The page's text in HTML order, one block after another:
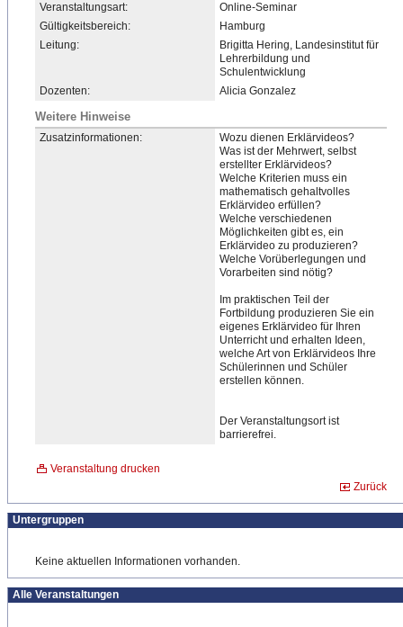
Veranstaltungsart:
Online-Seminar
Gültigkeitsbereich:
Hamburg
Leitung:
Brigitta Hering, Landesinstitut für
Lehrerbildung und
Schulentwicklung
Dozenten:
Alicia Gonzalez
Weitere Hinweise
Zusatzinformationen:
Wozu dienen Erklärvideos?
Was ist der Mehrwert, selbst
erstellter Erklärvideos?
Welche Kriterien muss ein
mathematisch gehaltvolles
Erklärvideo erfüllen?
Welche verschiedenen
Möglichkeiten gibt es, ein
Erklärvideo zu produzieren?
Welche Vorüberlegungen und
Vorarbeiten sind nötig?
Im praktischen Teil der
Fortbildung produzieren Sie ein
eigenes Erklärvideo für Ihren
Unterricht und erhalten Ideen,
welche Art von Erklärvideos Ihre
Schülerinnen und Schüler
erstellen können.
Der Veranstaltungsort ist
barrierefrei.
Veranstaltung drucken
Zurück
Untergruppen
Keine aktuellen Informationen vorhanden.
Alle Veranstaltungen